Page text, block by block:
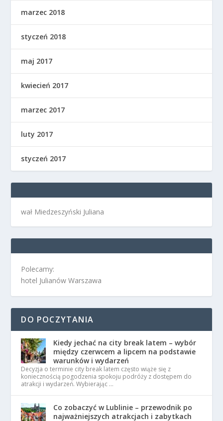
marzec 2018
styczeń 2018
maj 2017
kwiecień 2017
marzec 2017
luty 2017
styczeń 2017
wał Miedzeszyński Juliana
Polecamy:
hotel Julianów Warszawa
DO POCZYTANIA
Kiedy jechać na city break latem – wybór
między czerwcem a lipcem na podstawie
warunków i wydarzeń
Decyzja o terminie city break latem często wiąże się z
koniecznością pogodzenia spokoju podróży z dostępem do
atrakcji i wydarzeń. Wybierając …
Co zobaczyć w Lublinie – przewodnik po
najważniejszych atrakcjach i zabytkach